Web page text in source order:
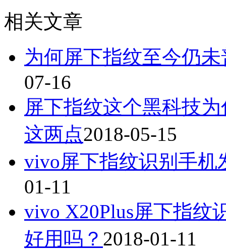
相关文章
为何屏下指纹至今仍
07-16
屏下指纹这个黑科技
这两点2018-05-15
vivo屏下指纹识别手机
01-11
vivo X20Plus屏下指纹
好用吗？ 2018-01-11